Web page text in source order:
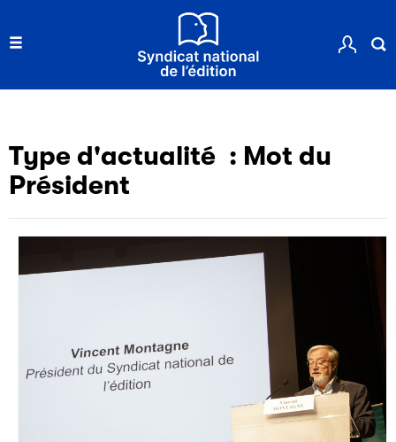
Type d'actualité : Mot du
Président